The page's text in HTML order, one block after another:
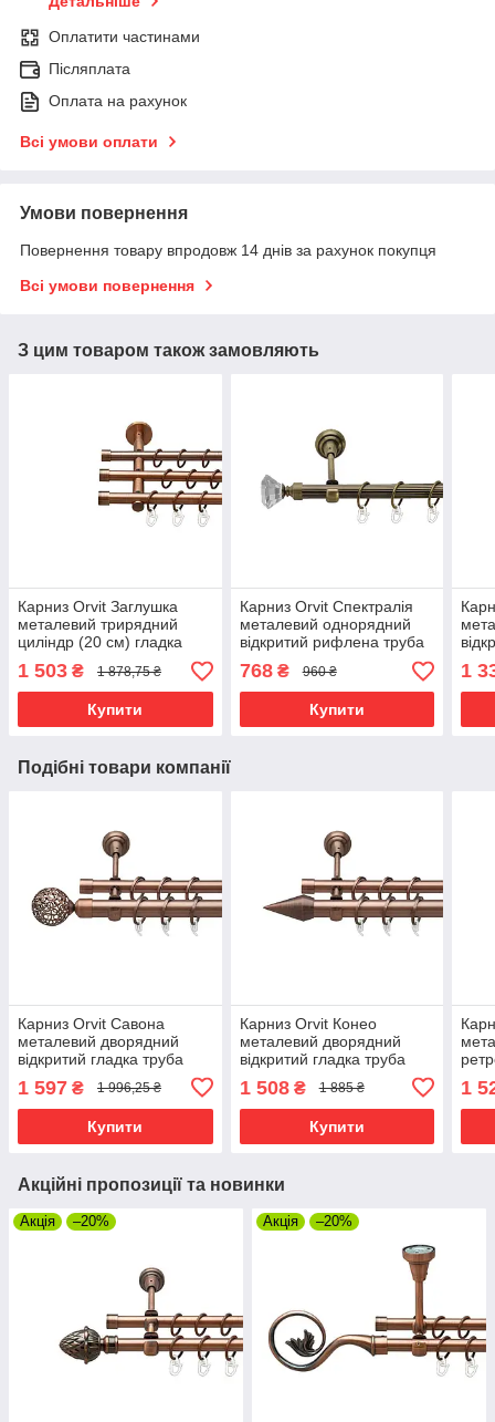
Оплатити частинами
Післяплата
Оплата на рахунок
Всі умови оплати
Умови повернення
Повернення товару впродовж 14 днів за рахунок покупця
Всі умови повернення
З цим товаром також замовляють
Карниз Orvit Заглушка
металевий трирядний
циліндр (20 см) гладка
Мідь 16\16\16 мм 300 см
(00-00020363)
1 503 ₴ 1 878,75 ₴
Купити
Карниз Orvit Спектралія
металевий однорядний
відкритий рифлена труба
кільце металеве Антик 19
мм 240 см (00-00017283)
768₴ 960 ₴
Купити
1
Подібні товари компанії
Карниз Orvit Савона
металевий дворядний
відкритий гладка труба
кільце фасонне металеве
Мідь 25\16 мм 240 см
(6948897)
1 597 ₴ 1 996,25 ₴
Купити
Карниз Orvit Конео
металевий дворядний
відкритий гладка труба
кільце фасонне металеве
Мідь 25\19 мм 200 см
(6950981)
1 508₴ 1 885 ₴
Купити
1
Акційні пропозиції та новинки
Акція –20% Акція –20%